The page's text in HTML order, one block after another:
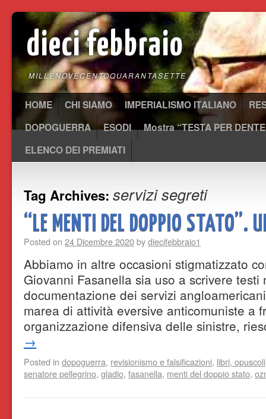
dieci febbraio
MILLENOVECENTOQUARANTASETTE
HOME CHI SIAMO IMPERIALISMO ITALIANO
DOPOGUERRA
ESODI
Mostra “TESTA PER
ELENCO DEI PREMIATI
Tag Archives: servizi segreti
“LE MENTI DEL DOPPIO STATO”.
Posted on 24 Dicembre 2020bydiecifebbraio1
Abbiamo in altre occasioni stigmatizzato
Giovanni Fasanella sia uso a scrivere
documentazione dei servizi
marea di attività eversive anticomuniste a
organizzazione difensiva delle sinistre,
→
Posted in dopoguerra, revisionismo e falsificazioni, libri,
senatore pellegrino, gladio, fasanella, menti del doppio stato,